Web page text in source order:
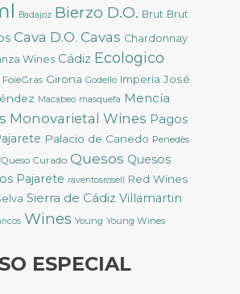
Badajoz Bierzo D.O. Brut Brut
Cava D.O. Cavas Chardonnay
Wines Cádiz Ecologico
FoieGras Girona Godello Imperia José
Macabeo masquefa Mencía
Monovarietal Wines Pagos
Palacio de Canedo Penedès
Queso Curado Quesos Quesos
Pajarete raventosrosell Red Wines
Sierra de Cádiz Villamartin
Wines Young Young Wines
ESPECIAL